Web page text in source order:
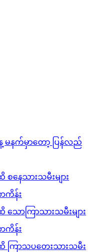
မနက်မှာတော့ ပြန်လည်
စနေသားသမီးများ
ကိန်း
သောကြာသားသမီးများ
ကိန်း
ကြာသပတေးသားသမီး